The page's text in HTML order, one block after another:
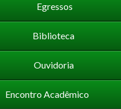
Egressos
Biblioteca
Ouvidoria
Encontro Acadêmico